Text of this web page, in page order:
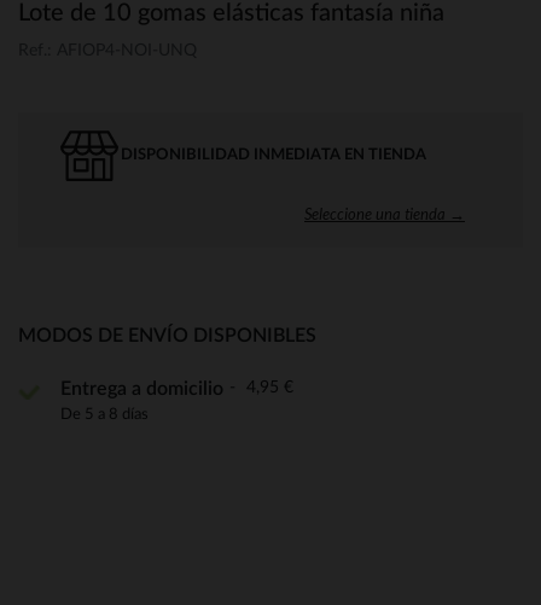
Lote de 10 gomas elásticas fantasía niña
DISPONIBILIDAD INMEDIATA EN TIENDA
Seleccione una tienda →
MODOS DE ENVÍO DISPONIBLES
Entrega a domicilio 4,95 €
De 5 a 8 días